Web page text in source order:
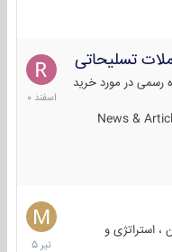
تسلیحاتی
در مورد خرید
News &
7
اسفند
1400
و
27
تیر
1405